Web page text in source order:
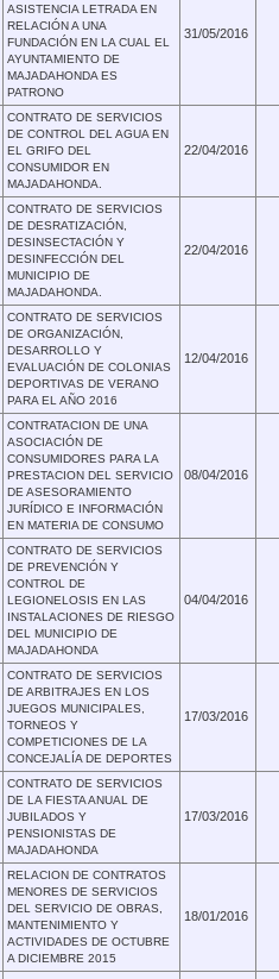
ASISTENCIA LETRADA EN
RELACIÓN A UNA
FUNDACIÓN EN LA CUAL EL
AYUNTAMIENTO DE
MAJADAHONDA ES
PATRONO
31/05/2016
CONTRATO DE SERVICIOS
DE CONTROL DEL AGUA EN
EL GRIFO DEL
CONSUMIDOR EN
MAJADAHONDA.
22/04/2016
CONTRATO DE SERVICIOS
DE DESRATIZACIÓN,
DESINSECTACIÓN Y
DESINFECCIÓN DEL
MUNICIPIO DE
MAJADAHONDA.
22/04/2016
CONTRATO DE SERVICIOS
DE ORGANIZACIÓN,
DESARROLLO Y
EVALUACIÓN DE COLONIAS
DEPORTIVAS DE VERANO
PARA EL AÑO 2016
12/04/2016
CONTRATACION DE UNA
ASOCIACIÓN DE
CONSUMIDORES PARA LA
PRESTACION DEL SERVICIO
DE ASESORAMIENTO
JURÍDICO E INFORMACIÓN
EN MATERIA DE CONSUMO
08/04/2016
CONTRATO DE SERVICIOS
DE PREVENCIÓN Y
CONTROL DE
LEGIONELOSIS EN LAS
INSTALACIONES DE RIESGO
DEL MUNICIPIO DE
MAJADAHONDA
04/04/2016
CONTRATO DE SERVICIOS
DE ARBITRAJES EN LOS
JUEGOS MUNICIPALES,
TORNEOS Y
COMPETICIONES DE LA
CONCEJALÍA DE DEPORTES
17/03/2016
CONTRATO DE SERVICIOS
DE LA FIESTA ANUAL DE
JUBILADOS Y
PENSIONISTAS DE
MAJADAHONDA
17/03/2016
RELACION DE CONTRATOS
MENORES DE SERVICIOS
DEL SERVICIO DE OBRAS,
MANTENIMIENTO Y
ACTIVIDADES DE OCTUBRE
A DICIEMBRE 2015
18/01/2016